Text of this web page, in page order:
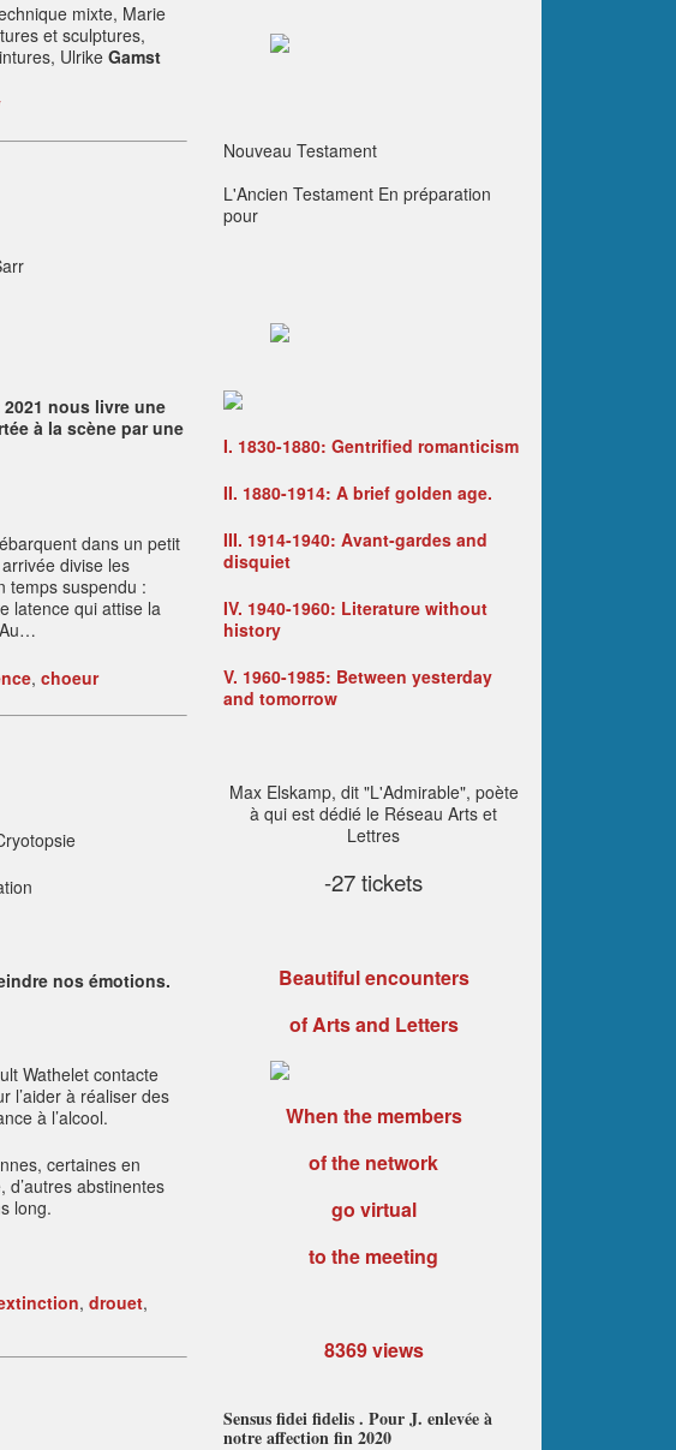
mixte, Marie
et sculptures,
Ulrike Gamst
nous livre une
à la scène par une
dans un petit
divise les
temps suspendu :
latence qui attise la
, choeur
nos émotions.
Wathelet contacte
l’aider à réaliser des
à l’alcool.
certaines en
d’autres abstinentes
long.
, drouet,
Nouveau Testament
L'Ancien Testament En préparation
pour
I. 1830-1880: Gentrified romanticism
II. 1880-1914: A brief golden age.
III. 1914-1940: Avant-gardes and
disquiet
IV. 1940-1960: Literature without
history
V. 1960-1985: Between yesterday
and tomorrow
Max Elskamp, ​​dit "L'Admirable", poète
à qui est dédié le Réseau Arts et
Lettres
-27 tickets
Beautiful encounters
of Arts and Letters
When the members
of the network
go virtual
to the meeting
8369 views
Sensus fidei fidelis . Pour J. enlevée à
notre affection fin 2020